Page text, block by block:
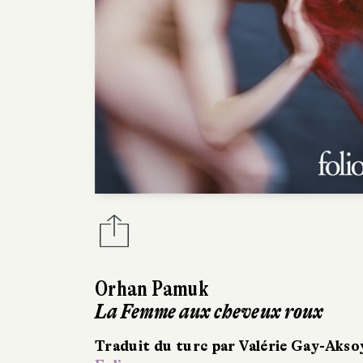
Orhan Pamuk
La Femme aux cheveux roux
Traduit du turc par Valérie Gay-